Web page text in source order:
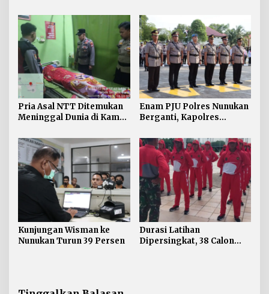
Merah Putih 81 Meter
Dibentangkan di Sebatik
Lomba Menggambar dan
Mewarnai
Pria Asal NTT Ditemukan
Meninggal Dunia di Kamar
Enam PJU Polres Nunukan
Berganti, Kapolres
Personel
Kunjungan Wisman ke
Nunukan Turun 39 Persen
Durasi Latihan
Dipersingkat, 38 Calon